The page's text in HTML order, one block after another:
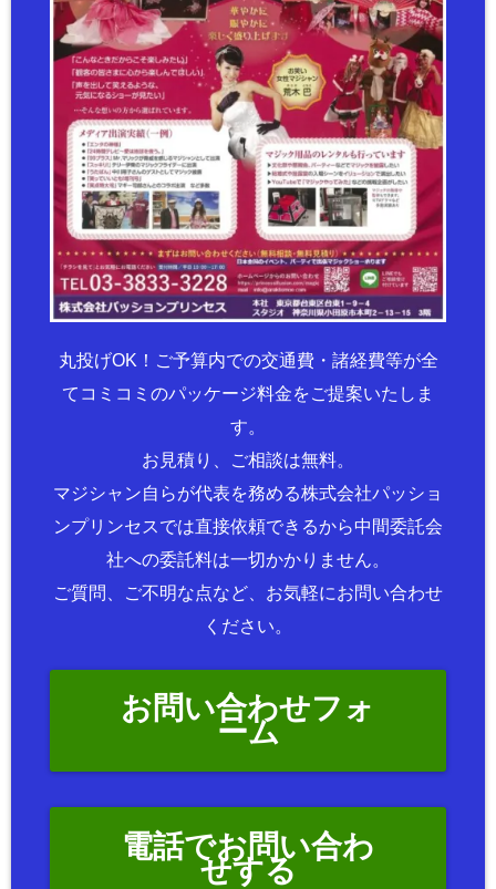
丸投げOK！ご予算内での交通費・諸経費等が全
てコミコミのパッケージ料金をご提案いたしま
す。
お見積り、ご相談は無料。
マジシャン自らが代表を務める株式会社パッショ
ンプリンセスでは直接依頼できるから中間委託会
社への委託料は一切かかりません。
ご質問、ご不明な点など、お気軽にお問い合わせ
ください。
お問い合わせフォ
ーム
電話でお問い合わ
せする